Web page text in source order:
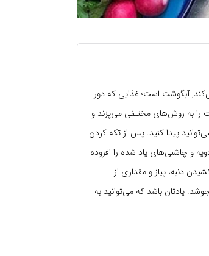
آبگوشت است؛ غذایی که دور
را به روش‌های مختلفی می‌پزند و
پیدا کنید. پس از تکه کردن
و چاشنی‌های یاد شده را افزوده
دنبه، پیاز و مقداری از
یادتان باشد که می‌توانید به